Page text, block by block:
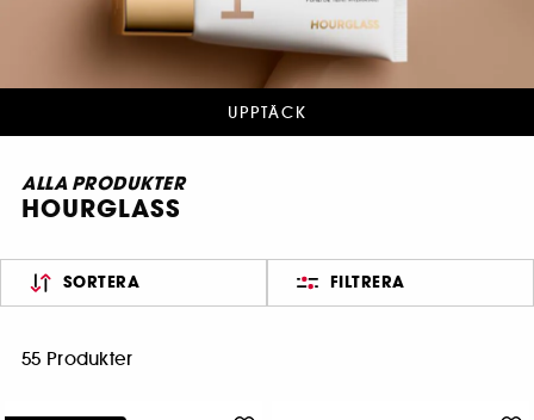
UPPTÄCK
ALLA PRODUKTER
HOURGLASS
SORTERA FILTRERA
55 Produkter